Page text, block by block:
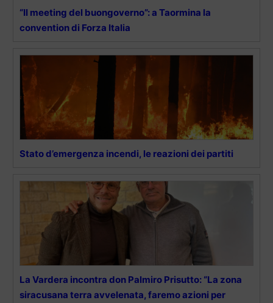
“Il meeting del buongoverno”: a Taormina la
convention di Forza Italia
Stato d’emergenza incendi, le reazioni dei partiti
La Vardera incontra don Palmiro Prisutto: “La zona
siracusana terra avvelenata, faremo azioni per